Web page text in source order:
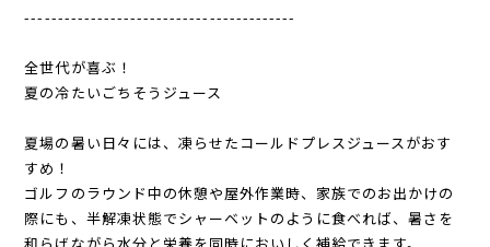
-----------------------------------------
全世代が喜ぶ！
夏の冷たいごちそうジュース
夏場の暑い日々には、凍らせたコールドプレスジュースがおす
すめ！
ゴルフのラウンド中の休憩や屋外作業時、家族でのお出かけの
際にも、半解凍状態でシャーベットのように食べれば、暑さを